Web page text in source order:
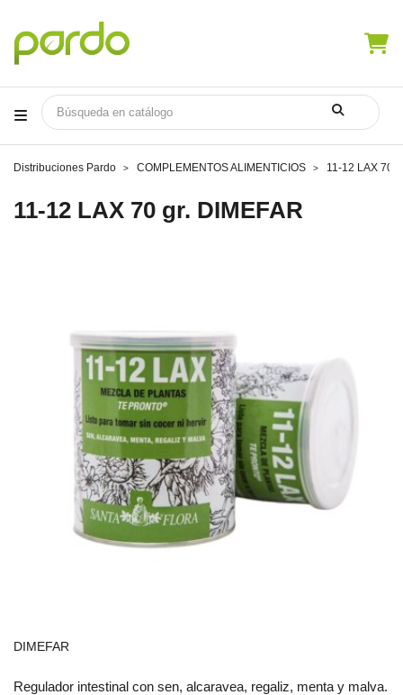
Distribuciones Pardo COMPLEMENTOS ALIMENTICIOS 11-12 LAX 70
11-12 LAX 70 gr. DIMEFAR
DIMEFAR
Regulador intestinal con sen, alcaravea, regaliz, menta y malva.